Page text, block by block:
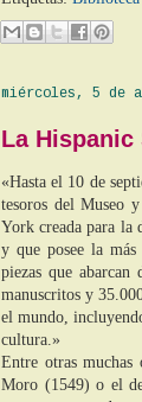
miércoles, 5 de
La Hispanic
«Hasta el 10 de
tesoros del Museo
York creada para la
y que posee la
piezas que
manuscritos y
el mundo,
cultura.»
Entre otras
Moro (1549) o el